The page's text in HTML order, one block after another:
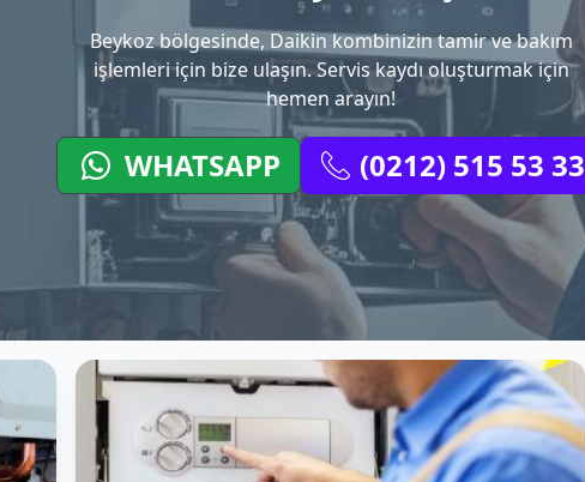
Beykoz bölgesinde, Daikin kombinizin tamir ve bakım
işlemleri için bize ulaşın. Servis kaydı oluşturmak için
hemen arayın!
WHATSAPP (0212) 515 53 33